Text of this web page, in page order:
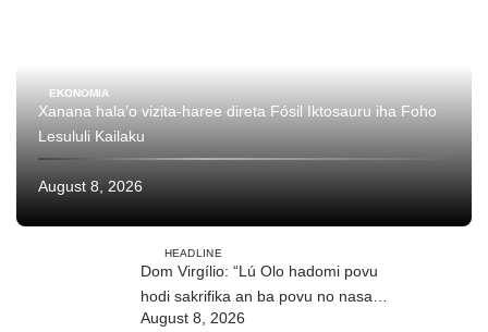
EKONOMIA
Xanana hala’o vizita-haree direta Fósil Iktosauru iha Foho
Lesululi Kailaku
August 8, 2026
HEADLINE
Dom Virgílio: “Lú Olo hadomi povu
hodi sakrifika an ba povu no nasaun
ho fuan”
August 8, 2026